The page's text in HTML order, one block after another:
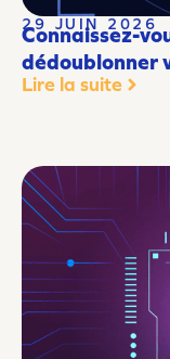
29 JUIN 2026
Connaissez-
dédoublonner
Lire la suite